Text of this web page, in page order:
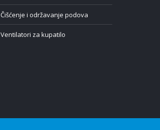
Čišćenje i održavanje podova
Ventilatori za kupatilo